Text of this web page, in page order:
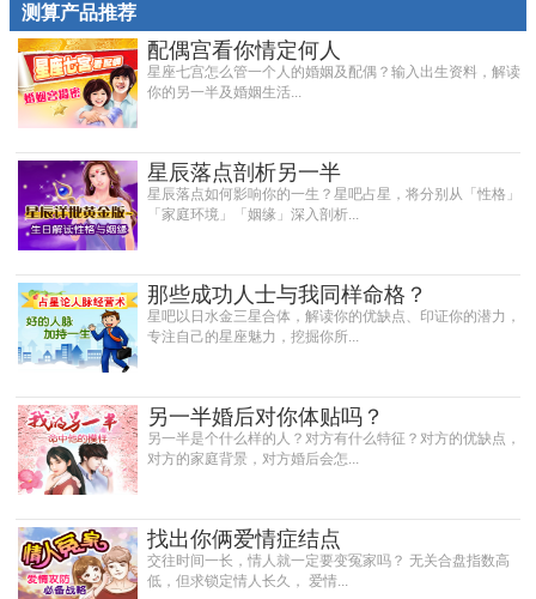
测算产品推荐
配偶宫看你情定何人
星座七宫怎么管一个人的婚姻及配偶？输入出生资料，解读
你的另一半及婚姻生活...
星辰落点剖析另一半
星辰落点如何影响你的一生？星吧占星，将分别从「性格」
「家庭环境」「姻缘」深入剖析...
那些成功人士与我同样命格？
星吧以日水金三星合体，解读你的优缺点、印证你的潜力，
专注自己的星座魅力，挖掘你所...
另一半婚后对你体贴吗？
另一半是个什么样的人？对方有什么特征？对方的优缺点，
对方的家庭背景，对方婚后会怎...
找出你俩爱情症结点
交往时间一长，情人就一定要变冤家吗？ 无关合盘指数高
低，但求锁定情人长久， 爱情...